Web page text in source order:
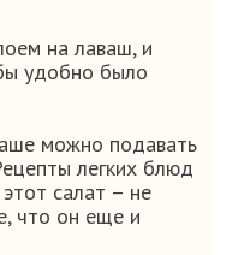
на лаваш, и
удобно было
можно подавать
легких блюд
салат – не
что он еще и